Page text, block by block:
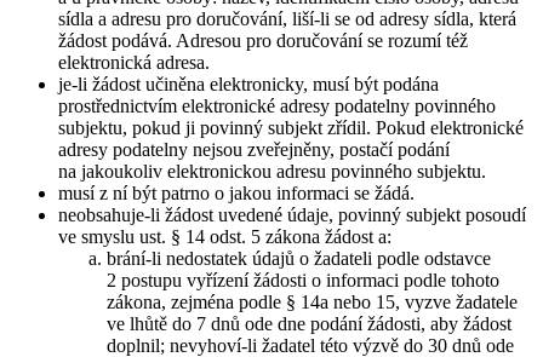
sídla a adresu pro doručování, liší-li se od adresy sídla, která
žádost podává. Adresou pro doručování se rozumí též
elektronická adresa.
je-li žádost učiněna elektronicky, musí být podána
prostřednictvím elektronické adresy podatelny povinného
subjektu, pokud ji povinný subjekt zřídil. Pokud elektronické
adresy podatelny nejsou zveřejněny, postačí podání
na jakoukoliv elektronickou adresu povinného subjektu.
musí z ní být patrno o jakou informaci se žádá.
neobsahuje-li žádost uvedené údaje, povinný subjekt posoudí
ve smyslu ust. § 14 odst. 5 zákona žádost a:
brání-li nedostatek údajů o žadateli podle odstavce
2 postupu vyřízení žádosti o informaci podle tohoto
zákona, zejména podle § 14a nebo 15, vyzve žadatele
ve lhůtě do 7 dnů ode dne podání žádosti, aby žádost
doplnil; nevyhoví-li žadatel této výzvě do 30 dnů ode